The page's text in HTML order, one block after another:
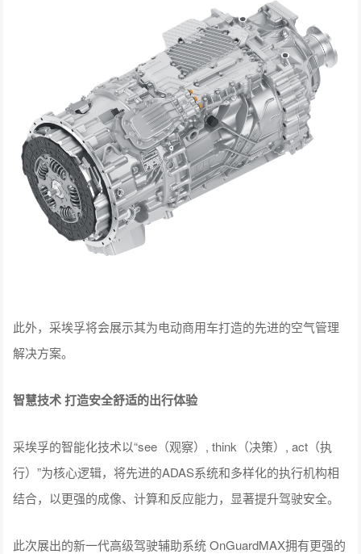
此外，采埃孚将会展示其为电动商用车打造的先进的空气管理
解决方案。
智慧技术 打造安全舒适的出行体验
采埃孚的智能化技术以“see（观察）, think（决策）, act（执
行）”为核心逻辑，将先进的ADAS系统和多样化的执行机构相
结合，以更强的成像、计算和反应能力，显著提升驾驶安全。
此次展出的新一代高级驾驶辅助系统 OnGuardMAX拥有更强的